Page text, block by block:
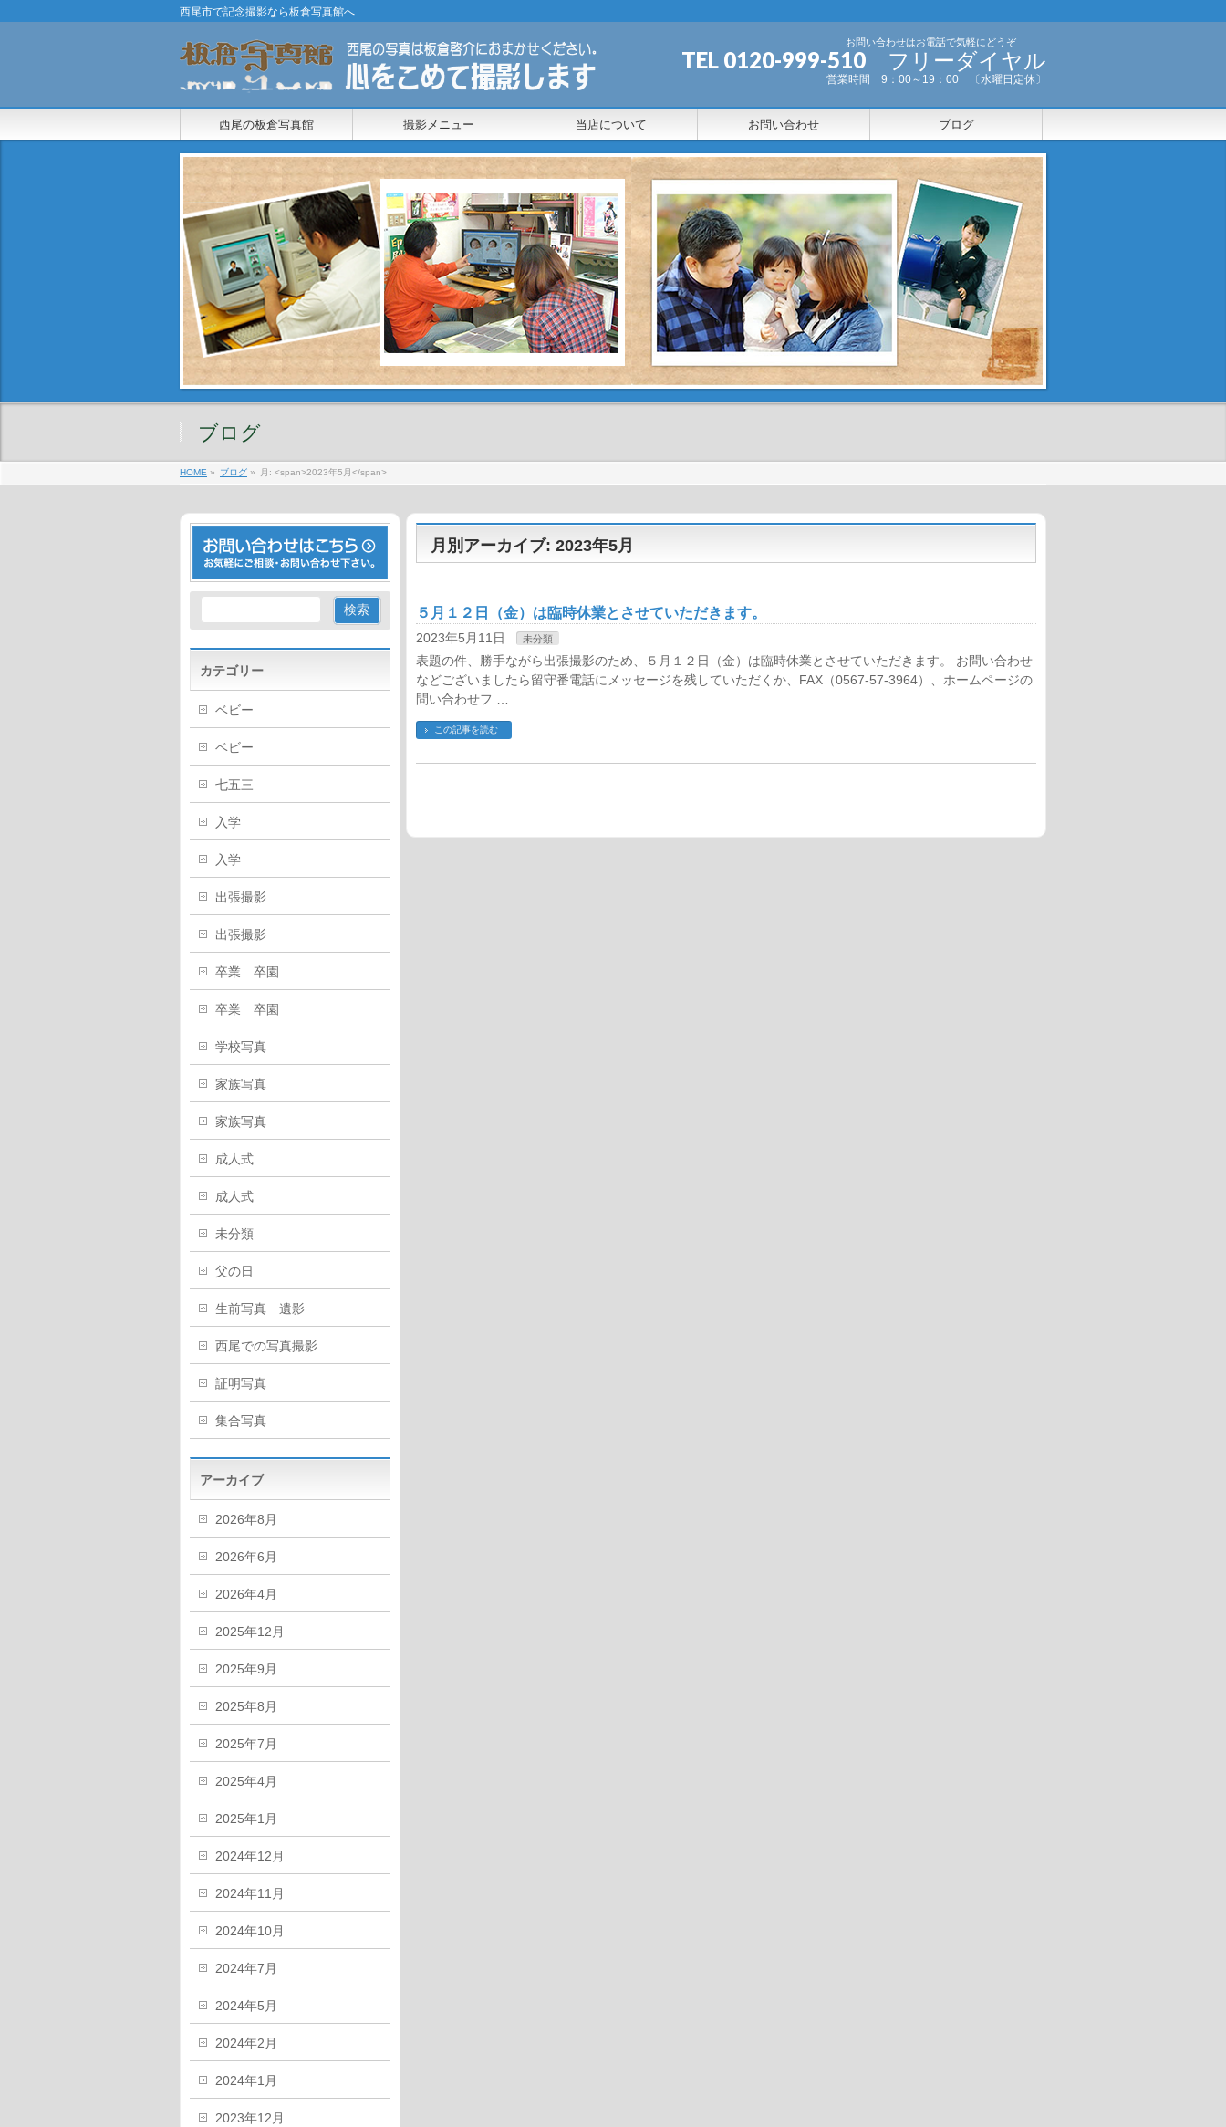
西尾市で記念撮影なら板倉写真館へ
お問い合わせはお電話で気軽にどうぞ
TEL 0120-999-510 フリーダイヤル
営業時間 9：00～19：00 〔水曜日定休〕
西尾の板倉写真館 撮影メニュー 当店について お問い合わせ ブログ
ブログ
HOME » ブログ » 月: <span>2023年5月</span>
月別アーカイブ: 2023年5月
５月１２日（金）は臨時休業とさせていただきます。
2023年5月11日 未分類
表題の件、勝手ながら出張撮影のため、５月１２日（金）は臨時休業とさせていただきます。 お問い合わせ
などございましたら留守番電話にメッセージを残していただくか、FAX（0567-57-3964）、ホームページの
問い合わせフ …
この記事を読む
カテゴリー
ベビー
ベビー
七五三
入学
入学
出張撮影
出張撮影
卒業 卒園
卒業 卒園
学校写真
家族写真
家族写真
成人式
成人式
未分類
父の日
生前写真 遺影
西尾での写真撮影
証明写真
集合写真
アーカイブ
2026年8月
2026年6月
2026年4月
2025年12月
2025年9月
2025年8月
2025年7月
2025年4月
2025年1月
2024年12月
2024年11月
2024年10月
2024年7月
2024年5月
2024年2月
2024年1月
2023年12月